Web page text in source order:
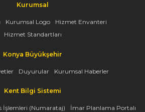
Kurumsal
Kurumsal Logo
Hizmet Envanteri
Hizmet Standartları
Konya Büyükşehir
Duyurular Kurumsal Haberler
Kent Bilgi Sistemi
İşlemleri (Numarataj) İmar Planlama Portalı